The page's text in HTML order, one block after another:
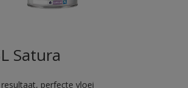
Satura
perfecte vloei